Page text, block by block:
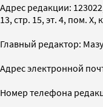
Адрес редакции:
13, стр. 15, эт. 4, пом. X,
Главный редактор:
Адрес электронной
Номер телефона